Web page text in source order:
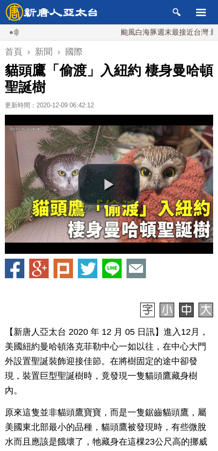
颱風白海豚週末最接近台灣 最快9日
首頁 › 新聞 › 國際
貓頭鷹「偷渡」入紐約 棲身曼哈頓
聖誕樹
更新時間：2020-12-09 06:42:12
【新唐人亞太台 2020 年 12 月 05 日訊】進入12月，
美國紐約曼哈頓洛克菲勒中心一如以往，在中心大門
外設置聖誕裝飾迎接佳節。在將樹固定的途中卻發
現，裝置巨型聖誕樹時，竟發現一隻貓頭鷹藏身樹
內。
原來這隻並非貓頭鷹寶寶，而是一隻鋸齒貓頭鷹，屬
美國東北部最小的品種，貓頭鷹被發現時，有些微脫
水而且應該是餓壞了，牠藏身在這棵23公尺高的挪威